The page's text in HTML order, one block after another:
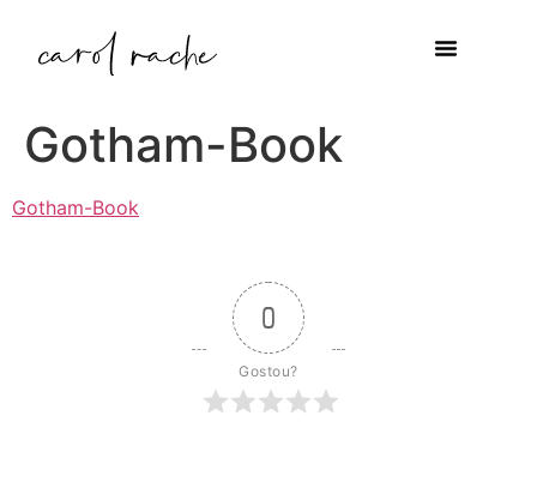
Gotham-Book
Gotham-Book
0
Gostou?